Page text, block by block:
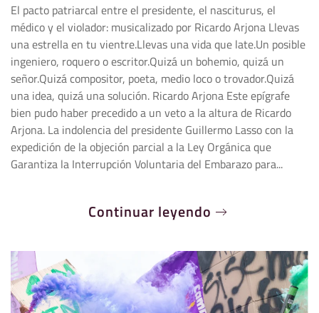
El pacto patriarcal entre el presidente, el nasciturus, el
médico y el violador: musicalizado por Ricardo Arjona Llevas
una estrella en tu vientre.Llevas una vida que late.Un posible
ingeniero, roquero o escritor.Quizá un bohemio, quizá un
señor.Quizá compositor, poeta, medio loco o trovador.Quizá
una idea, quizá una solución. Ricardo Arjona Este epígrafe
bien pudo haber precedido a un veto a la altura de Ricardo
Arjona. La indolencia del presidente Guillermo Lasso con la
expedición de la objeción parcial a la Ley Orgánica que
Garantiza la Interrupción Voluntaria del Embarazo para...
Continuar leyendo